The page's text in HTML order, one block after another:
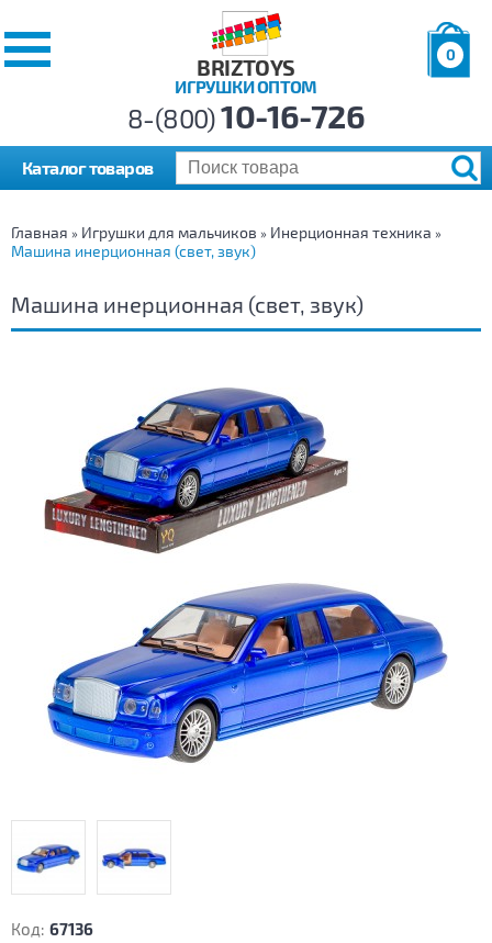
BRIZTOYS
ИГРУШКИ ОПТОМ
0
р.
8-(800)10-16-726
Каталог товаров
Главная » Игрушки для мальчиков » Инерционная техника »
Машина инерционная (свет, звук)
Машина инерционная (свет, звук)
Код: 67136